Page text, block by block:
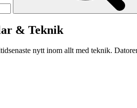
& Teknik
nytt inom allt med teknik.